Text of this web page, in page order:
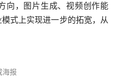
向，图片生成、视频创作能
式上实现进一步的拓宽，从
海报